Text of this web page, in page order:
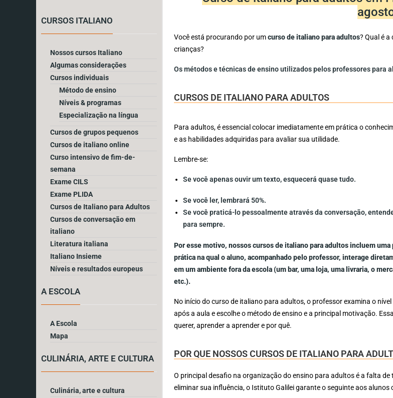
CURSOS ITALIANO
Nossos cursos Italiano
Algumas considerações
Cursos individuais
Método de ensino
Níveis & programas
Especialização na língua
Cursos de grupos pequenos
Cursos de italiano online
Curso intensivo de fim-de-
semana
Exame CILS
Exame PLIDA
Cursos de Italiano para Adultos
Cursos de conversação em
italiano
Literatura italiana
Italiano Insieme
Níveis e resultados europeus
A ESCOLA
A Escola
Mapa
CULINÁRIA, ARTE E CULTURA
Culinária, arte e cultura
Você está procurando por umcurso de italiano para adultos? Qual é
crianças?
Os métodos e técnicas de ensino utilizados pelos professores para
CURSOS DE ITALIANO PARA ADULTOS
Para adultos, é essencial colocar imediatamente em prática o
e as habilidades adquiridas para avaliar sua utilidade.
Lembre-se:
Se você apenas ouvir um texto, esquecerá quase tudo.
Se você ler, lembrará 50%.
Se você praticá-lo pessoalmente através da conversação,
para sempre.
Por esse motivo, nossos cursos de italiano para adultos incluem uma
prática na qual o aluno, acompanhado pelo professor, interage
em um ambiente fora da escola (um bar, uma loja, uma livraria, o
etc.).
No início do curso de italiano para adultos, o professor examina o
após a aula e escolhe o método de ensino e a principal motivação.
querer, aprender a aprender e por quê.
POR QUE NOSSOS CURSOS DE ITALIANO PARA
O principal desafio na organização do ensino para adultos é a falta
eliminar sua influência, o Istituto Galilei garante o seguinte aos